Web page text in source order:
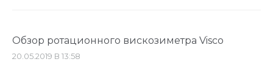
Обзор ротационного вискозиметра Visco
20.05.2019 В 13:58